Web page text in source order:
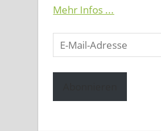
Mehr Infos ...
E-
Mail-
Adresse